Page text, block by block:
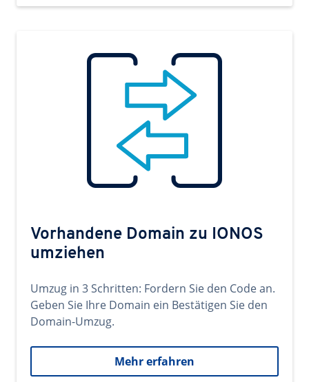
Vorhandene Domain zu IONOS
umziehen
Umzug in 3 Schritten: Fordern Sie den Code an.
Geben Sie Ihre Domain ein Bestätigen Sie den
Domain-Umzug.
Mehr erfahren